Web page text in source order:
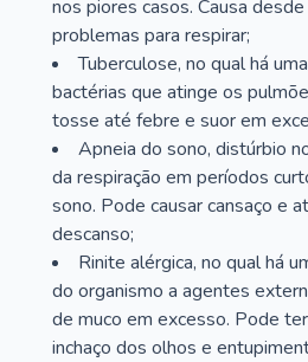
nos piores casos. Causa
problemas para respirar;
Tuberculose, no qual há
bactérias que atinge os
tosse até febre e suor em
Apneia do sono, distúrbio
da respiração em períodos
sono. Pode causar cansaço e
descanso;
Rinite alérgica, no qual há
do organismo a agentes
de muco em excesso. Pode
inchaço dos olhos e